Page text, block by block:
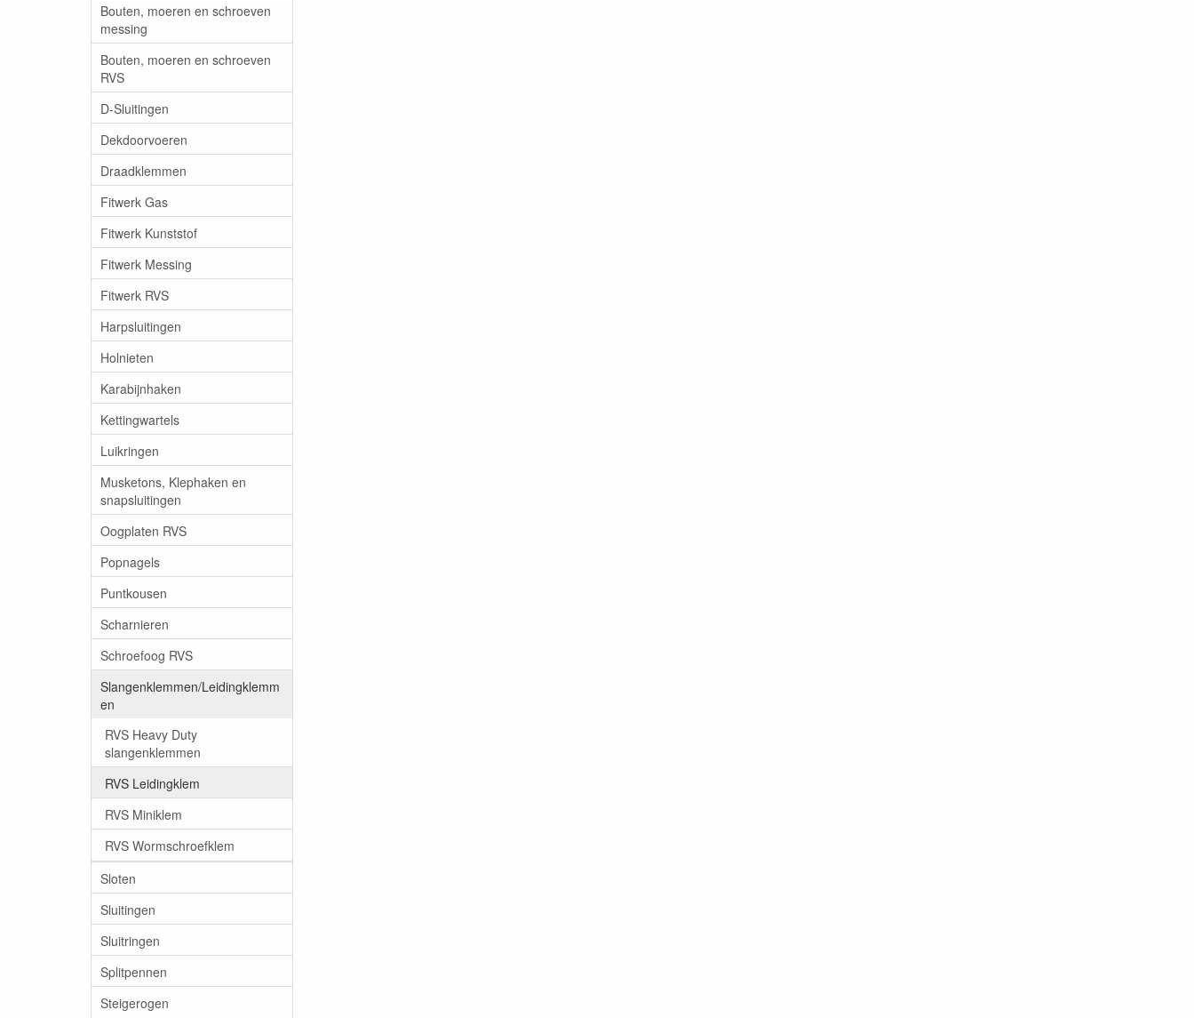
Bouten, moeren en schroeven
messing
Bouten, moeren en schroeven
RVS
D-Sluitingen
Dekdoorvoeren
Draadklemmen
Fitwerk Gas
Fitwerk Kunststof
Fitwerk Messing
Fitwerk RVS
Harpsluitingen
Holnieten
Karabijnhaken
Kettingwartels
Luikringen
Musketons, Klephaken en
snapsluitingen
Oogplaten RVS
Popnagels
Puntkousen
Scharnieren
Schroefoog RVS
Slangenklemmen/Leidingklemm
en
RVS Heavy Duty
slangenklemmen
RVS Leidingklem
RVS Miniklem
RVS Wormschroefklem
Sloten
Sluitingen
Sluitringen
Splitpennen
Steigerogen